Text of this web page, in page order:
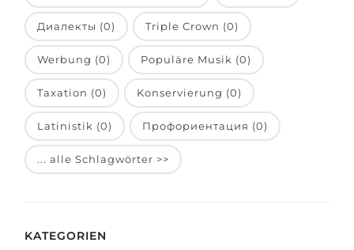
RIASEC-Test
Erfolgzu
100%
Unsere Studierenden werden
BERATUNG!
Ukraine
Kasachstan
Aserbaidschan
Armenien
Belarus
Anderes Land
Диалекты (0) Triple Crown (0)
Werbung (0) Populäre Musik (0)
Taxation (0) Konservierung (0)
Latinistik (0) Профориентация (0)
... alle Schlagwörter >>
KATEGORIEN